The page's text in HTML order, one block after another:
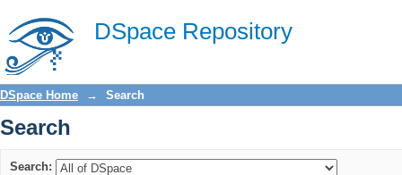
DSpace Repository
Search
DSpace Home → Search
Search
Search: